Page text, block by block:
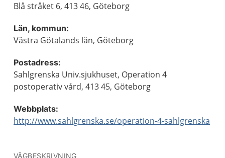
Blå stråket 6, 413 46, Göteborg
Län, kommun:
Västra Götalands län, Göteborg
Postadress:
Sahlgrenska Univ.sjukhuset, Operation 4
postoperativ vård, 413 45, Göteborg
Webbplats:
http://www.sahlgrenska.se/operation-4-sahlgrenska
VÄGBESKRIVNING